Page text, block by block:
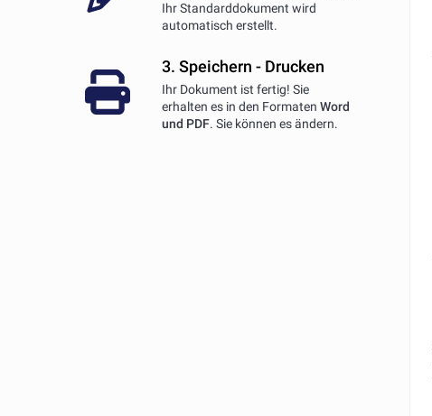
Ihr Standarddokument wird
automatisch erstellt.
3. Speichern - Drucken
Ihr Dokument ist fertig! Sie
erhalten es in den Formaten Word
und PDF. Sie können es ändern.